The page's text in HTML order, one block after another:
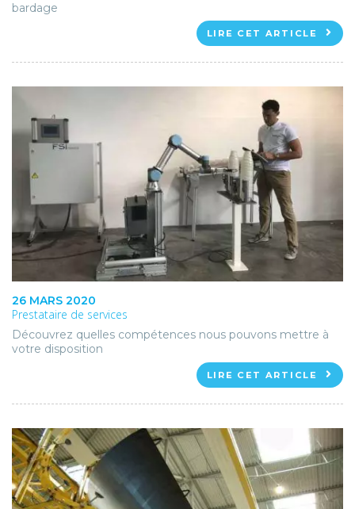
bardage
LIRE CET ARTICLE
26 MARS 2020
Prestataire de services
Découvrez quelles compétences nous pouvons mettre à
votre disposition
LIRE CET ARTICLE